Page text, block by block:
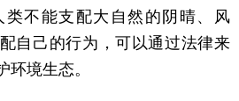
类不能支配大自然的阴晴、风
自己的行为，可以通过法律来
环境生态。